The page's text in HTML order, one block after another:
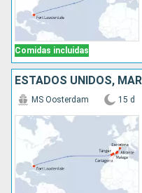
Comidas incluidas
MS Oosterdam 15 d